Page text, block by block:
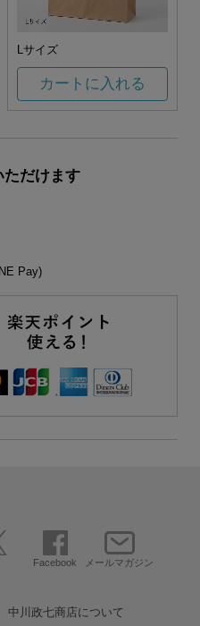
Lサイズ
カートに入れる
ただけます
Pay)
Facebook メールマガジン
中川政七商店について